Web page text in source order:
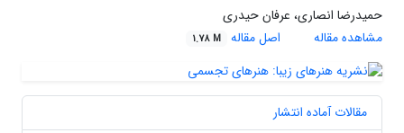
حمیدرضا انصاری، عرفان حیدری
مشاهده مقاله
اصل مقاله 1.78 M
مقالات آماده انتشار